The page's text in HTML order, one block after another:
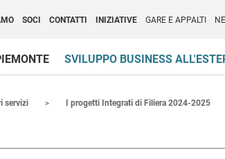
Kingdom)
SOCI CONTATTI INIZIATIVE GARE E APPALTI
SVILUPPO BUSINESS
servizi I progetti Integrati di Filiera 2024-2025